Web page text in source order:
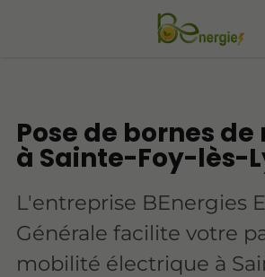
Pose de bornes
à Sainte-Foy-lès-
L'entreprise BEnergies
Générale facilite votre
mobilité électrique à